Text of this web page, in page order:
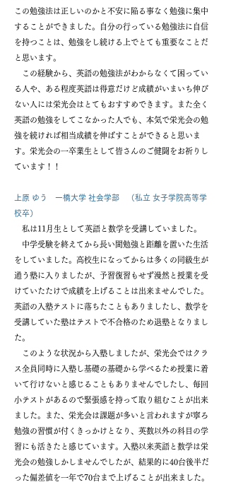
この勉強法は正しいのかと不安に陥る事なく勉強に集中
することができました。自分の行っている勉強法に自信
を持つことは、勉強をし続ける上でとても重要なことだ
と思います。
この経験から、英語の勉強法がわからなくて困ってい
る人や、ある程度英語は得意だけど成績がいまいち伸び
ない人には栄光会はとてもおすすめできます。また全く
英語の勉強をしてこなかった人でも、本気で栄光会の勉
強を続ければ相当成績を伸ばすことができると思いま
す。栄光会の一卒業生として皆さんのご健闘をお祈りし
ています！！
上原 ゆう 一橋大学 社会学部 （私立 女子学院高等学
校卒）
私は11月生として英語と数学を受講していました。
中学受験を終えてから長い間勉強と距離を置いた生活
をしていました。高校生になってからは多くの同級生が
通う塾に入りましたが、予習復習もせず漫然と授業を受
けていたたけで成績を上げることは出来ませんでした。
英語の入塾テストに落ちたこともありましたし、数学を
受講していた塾はテストで不合格のため退塾となりまし
た。
このような状況から入塾しましたが、栄光会ではクラ
ス全員同時に入塾し基礎の基礎から学べるため授業に着
いて行けないと感じることもありませんでしたし、毎回
小テストがあるので緊張感を持って取り組むことが出来
ました。また、栄光会は課題が多いと言われますが寧ろ
勉強の習慣が付くきっかけとなり、英数以外の科目の学
習にも活きたと感じています。入塾以来英語と数学は栄
光会の勉強しかしませんでしたが、結果的に40台後半だ
った偏差値を一年で70台まで上げることが出来ました。